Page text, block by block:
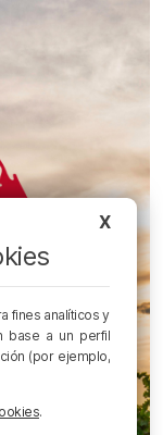
X
fines analíticos y
base a un perfil
(por ejemplo,
.